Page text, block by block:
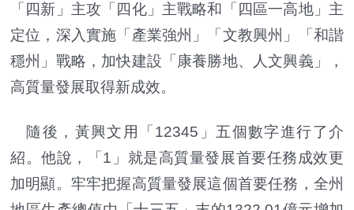
「四新」主攻「四化」主戰略和「四區一高地」主
定位，深入實施「產業強州」「文教興州」「和諧
穩州」戰略，加快建設「康養勝地、人文興義」，
高質量發展取得新成效。
隨後，黃興文用「12345」五個數字進行了介
紹。他說，「1」就是高質量發展首要任務成效更
加明顯。牢牢把握高質量發展這個首要任務，全州